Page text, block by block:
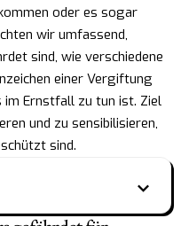
oder es sogar
wir umfassend,
sind, wie verschiedene
einer Vergiftung
im Ernstfall zu tun ist. Ziel
und zu sensibilisieren,
sind.